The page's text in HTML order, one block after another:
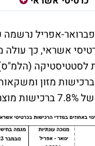
אשראי, כך
לסטטיסטיקה
עלייה של 3.8% ברכישות מזון